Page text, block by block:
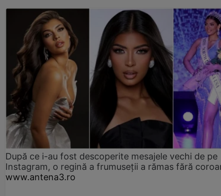
După ce i-au fost descoperite mesajele vechi de pe
Instagram, o regină a frumuseții a rămas fără
www.antena3.ro